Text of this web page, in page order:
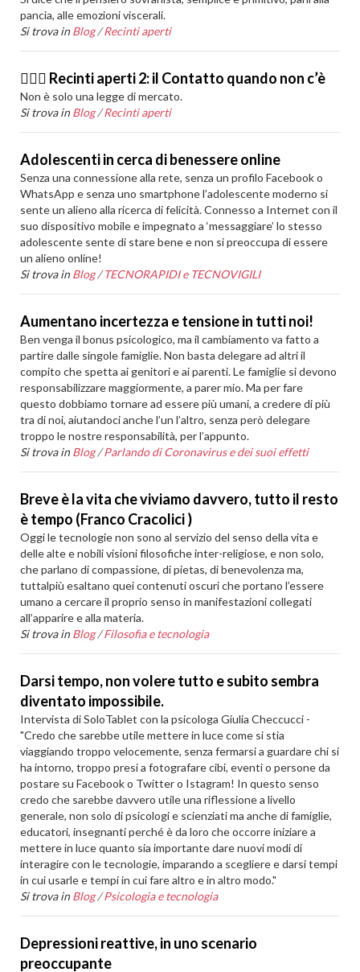
pancia, alle emozioni viscerali.
Si trova in Blog /Recinti aperti
🙆🏽‍♂️ Recinti aperti 2: il Contatto quando non c’è
Non è solo una legge di mercato.
Si trova in Blog /Recinti aperti
Adolescenti in cerca di benessere online
Senza una connessione alla rete, senza un profilo Facebook o
WhatsApp e senza uno smartphone l’adolescente moderno si
sente un alieno alla ricerca di felicità. Connesso a Internet con il
suo dispositivo mobile e impegnato a ‘messaggiare’ lo stesso
adolescente sente di stare bene e non si preoccupa di essere
un alieno online!
Si trova in Blog /TECNORAPIDI e TECNOVIGILI
Aumentano incertezza e tensione in tutti noi!
Ben venga il bonus psicologico, ma il cambiamento va fatto a
partire dalle singole famiglie. Non basta delegare ad altri il
compito che spetta ai genitori e ai parenti. Le famiglie si devono
responsabilizzare maggiormente, a parer mio. Ma per fare
questo dobbiamo tornare ad essere più umani, a credere di più
tra di noi, aiutandoci anche l’un l’altro, senza però delegare
troppo le nostre responsabilità, per l’appunto.
Si trova in Blog /Parlando di Coronavirus e dei suoi effetti
Breve è la vita che viviamo davvero, tutto il resto
è tempo (Franco Cracolici )
Oggi le tecnologie non sono al servizio del senso della vita e
delle alte e nobili visioni filosofiche inter-religiose, e non solo,
che parlano di compassione, di pietas, di benevolenza ma,
tuttalpiù esaltano quei contenuti oscuri che portano l’essere
umano a cercare il proprio senso in manifestazioni collegati
all’apparire e alla materia.
Si trova in Blog /Filosofia e tecnologia
Darsi tempo, non volere tutto e subito sembra
diventato impossibile.
Intervista di SoloTablet con la psicologa Giulia Checcucci -
"Credo che sarebbe utile mettere in luce come si stia
viaggiando troppo velocemente, senza fermarsi a guardare chi si
ha intorno, troppo presi a fotografare cibi, eventi o persone da
postare su Facebook o Twitter o Istagram! In questo senso
credo che sarebbe davvero utile una riflessione a livello
generale, non solo di psicologi e scienziati ma anche di famiglie,
educatori, insegnanti perché è da loro che occorre iniziare a
mettere in luce quanto sia importante dare nuovi modi di
interagire con le tecnologie, imparando a scegliere e darsi tempi
in cui usarle e tempi in cui fare altro e in altro modo."
Si trova in Blog /Psicologia e tecnologia
Depressioni reattive, in uno scenario
preoccupante